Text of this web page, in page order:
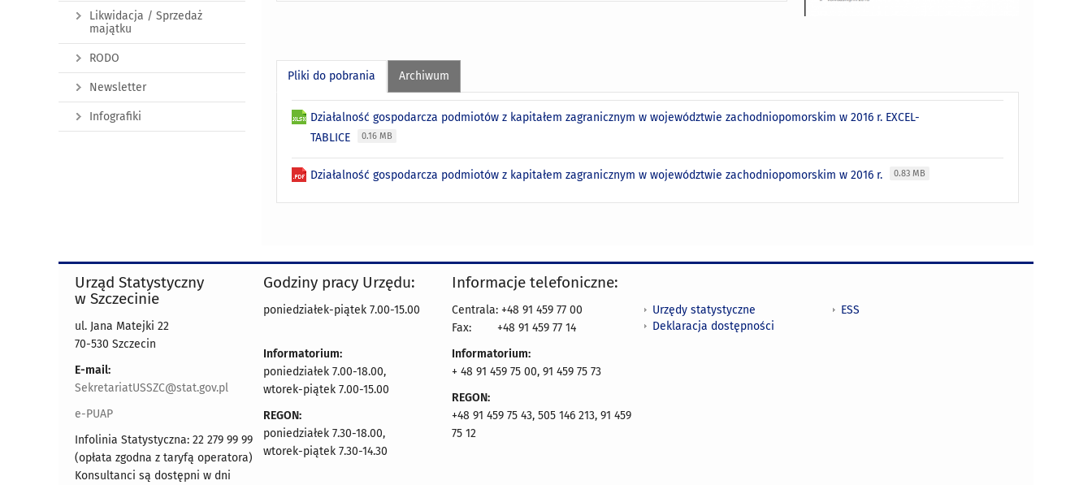
Pliki do pobrania Archiwum
Działalność gospodarcza podmiotów z kapitałem zagranicznym w województwie zachodniopomorskim w 2016 r. EXCEL-
TABLICE
0.16 MB
Działalność gospodarcza podmiotów z kapitałem zagranicznym w województwie zachodniopomorskim w 2016 r. 0.83 MB
Likwidacja / Sprzedaż
majątku
RODO
Newsletter
Infografiki
Urząd Statystyczny
w Szczecinie
ul. Jana Matejki 22
70-530 Szczecin
E-mail:
SekretariatUSSZC@stat.gov.pl
e-PUAP
Infolinia Statystyczna: 22 279 99 99
(opłata zgodna z taryfą operatora)
Konsultanci są dostępni w dni
Godziny pracy Urzędu:
poniedziałek-piątek 7.00-15.00
Informatorium:
poniedziałek 7.00-18.00,
wtorek-piątek 7.00-15.00
REGON:
poniedziałek 7.30-18.00,
wtorek-piątek 7.30-14.30
Informacje telefoniczne:
Centrala: +48 91 459 77 00
Fax:
+48 91 459 77 14
Informatorium:
+ 48 91 459 75 00, 91 459 75 73
REGON:
+48 91 459 75 43, 505 146 213, 91 459
75 12
Urzędy statystyczne
Deklaracja dostępności
ESS